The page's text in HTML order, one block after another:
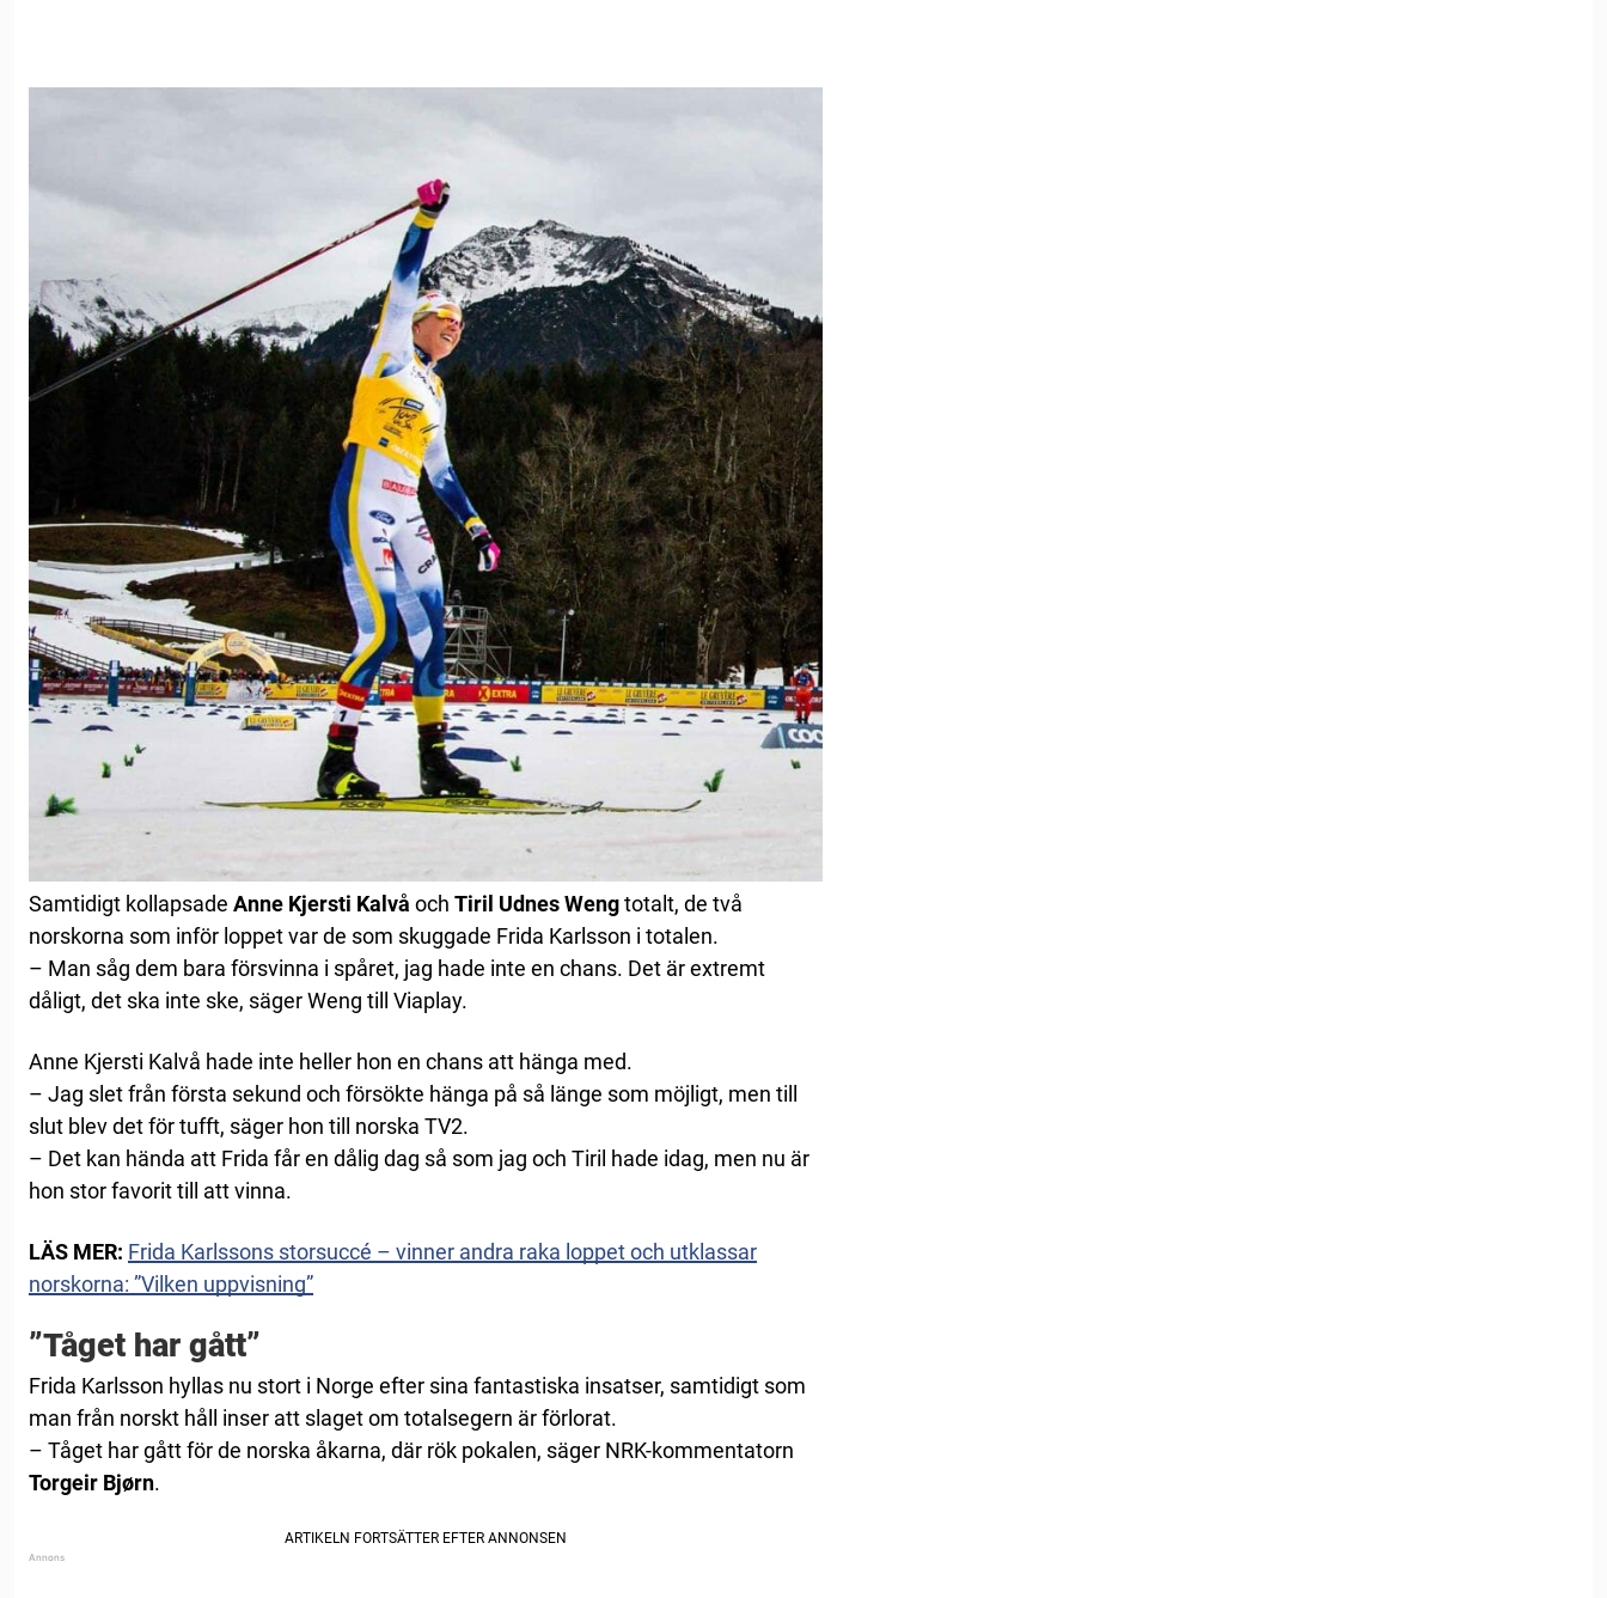
Samtidigt kollapsade Anne Kjersti Kalvå och Tiril Udnes Wengtotalt, de två
norskorna som inför loppet var de som skuggade Frida Karlsson i totalen.
– Man såg dem bara försvinna i spåret, jag hade inte en chans. Det är extremt
dåligt, det ska inte ske, säger Weng till Viaplay.
Anne Kjersti Kalvå hade inte heller hon en chans att hänga med.
– Jag slet från första sekund och försökte hänga på så länge som möjligt, men till
slut blev det för tufft, säger hon till norska TV2.
– Det kan hända att Frida får en dålig dag så som jag och Tiril hade idag, men nu är
hon stor favorit till att vinna.
LÄS MER: Frida Karlssons storsuccé – vinner andra raka loppet och utklassar
norskorna: ”Vilken uppvisning”
”Tåget har gått”
Frida Karlsson hyllas nu stort i Norge efter sina fantastiska insatser, samtidigt som
man från norskt håll inser att slaget om totalsegern är förlorat.
– Tåget har gått för de norska åkarna, där rök pokalen, säger NRK-kommentatorn
Torgeir Bjørn.